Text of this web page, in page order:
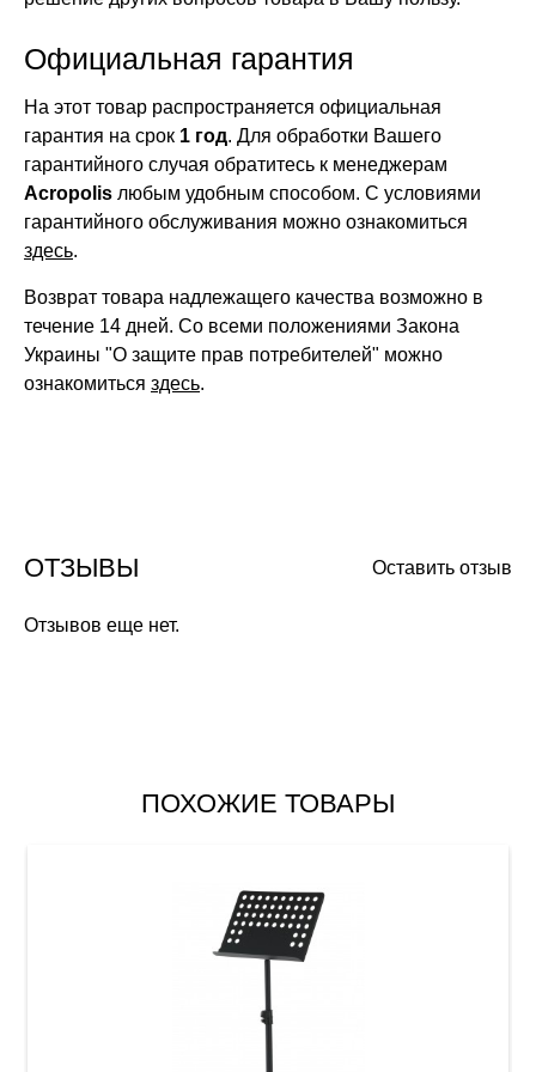
Официальная гарантия
На этот товар распространяется официальная
гарантия на срок 1 год. Для обработки Вашего
гарантийного случая обратитесь к менеджерам
Acropolis любым удобным способом. С условиями
гарантийного обслуживания можно ознакомиться
здесь.
Возврат товара надлежащего качества возможно в
течение 14 дней. Со всеми положениями Закона
Украины "О защите прав потребителей" можно
ознакомиться здесь.
Оставить отзыв
ОТЗЫВЫ
Отзывов еще нет.
ПОХОЖИЕ ТОВАРЫ